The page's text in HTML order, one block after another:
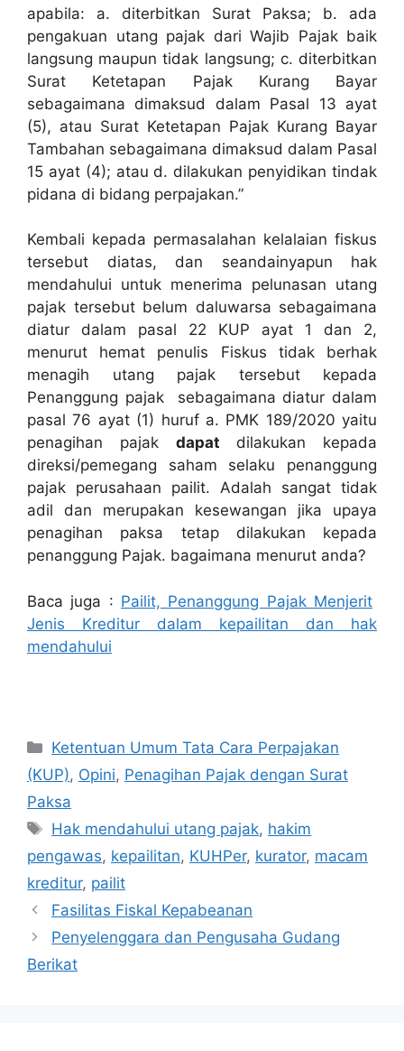
apabila: a. diterbitkan Surat Paksa; b. ada
pengakuan utang pajak dari Wajib Pajak baik
langsung maupun tidak langsung; c. diterbitkan
Surat Ketetapan Pajak Kurang Bayar
sebagaimana dimaksud dalam Pasal 13 ayat
(5), atau Surat Ketetapan Pajak Kurang Bayar
Tambahan sebagaimana dimaksud dalam Pasal
15 ayat (4); atau d. dilakukan penyidikan tindak
pidana di bidang perpajakan.”
Kembali kepada permasalahan kelalaian fiskus
tersebut diatas, dan seandainyapun hak
mendahului untuk menerima pelunasan utang
pajak tersebut belum daluwarsa sebagaimana
diatur dalam pasal 22 KUP ayat 1 dan 2,
menurut hemat penulis Fiskus tidak berhak
menagih utang pajak tersebut kepada
Penanggung pajak sebagaimana diatur dalam
pasal 76 ayat (1) huruf a. PMK 189/2020 yaitu
penagihan pajak dapat dilakukan kepada
direksi/pemegang saham selaku penanggung
pajak perusahaan pailit. Adalah sangat tidak
adil dan merupakan kesewangan jika upaya
penagihan paksa tetap dilakukan kepada
penanggung Pajak. bagaimana menurut anda?
Baca juga : Pailit, Penanggung Pajak Menjerit
Jenis Kreditur dalam kepailitan dan hak
mendahului
Categories
Ketentuan Umum Tata Cara Perpajakan
(KUP), Opini, Penagihan Pajak dengan Surat
Paksa
Tags
Hak mendahului utang pajak, hakim
pengawas, kepailitan, KUHPer, kurator, macam
kreditur, pailit
Fasilitas Fiskal Kepabeanan
Penyelenggara dan Pengusaha Gudang
Berikat